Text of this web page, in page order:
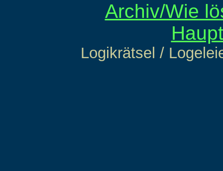
Archiv/Wie
Logikrätsel /